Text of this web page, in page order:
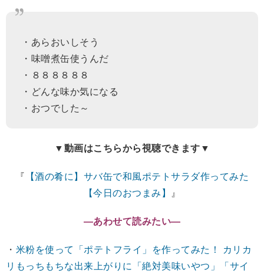
・あらおいしそう
・味噌煮缶使うんだ
・８８８８８８
・どんな味か気になる
・おつでした～
▼動画はこちらから視聴できます▼
『 【酒の肴に】サバ缶で和風ポテトサラダ作ってみた
【今日のおつまみ】
』
―あわせて読みたい―
・ 米粉を使って「ポテトフライ」を作ってみた！ カリカ
リもっちもちな出来上がりに「絶対美味いやつ」「サイ